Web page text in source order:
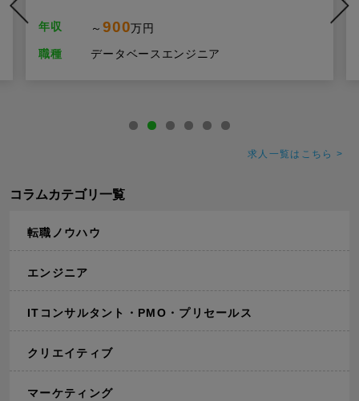
ンジニア
職種
求人一覧はこちら >
コラムカテゴリ一覧
転職ノウハウ
エンジニア
ITコンサルタント・PMO・プリセールス
クリエイティブ
マーケティング